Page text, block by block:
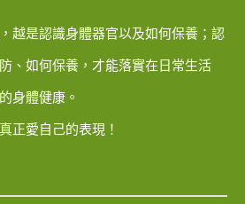
越是認識身體器官以及如何保養；認
、如何保養，才能落實在日常生活
身體健康。
正愛自己的表現！